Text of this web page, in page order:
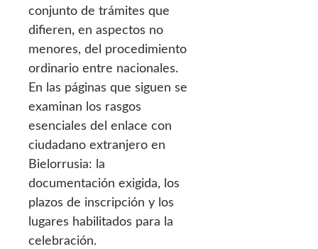
conjunto de trámites que
difieren, en aspectos no
menores, del procedimiento
ordinario entre nacionales.
En las páginas que siguen se
examinan los rasgos
esenciales del enlace con
ciudadano extranjero en
Bielorrusia: la
documentación exigida, los
plazos de inscripción y los
lugares habilitados para la
celebración.